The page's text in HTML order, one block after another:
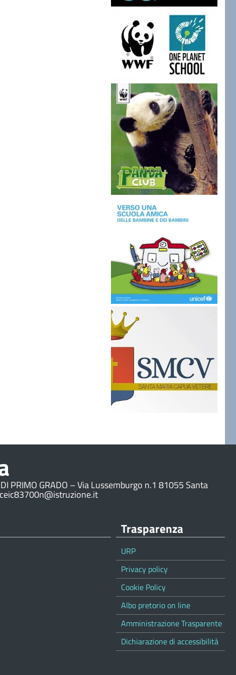
PRIMO GRADO – Via Lussemburgo n.1 81055 Santa
Trasparenza
URP
Privacy policy
Cookie Policy
Albo pretorio on line
Amministrazione Trasparente
Dichiarazione di accessibilità